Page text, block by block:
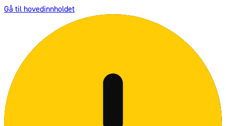
Gå til hovedinnholdet